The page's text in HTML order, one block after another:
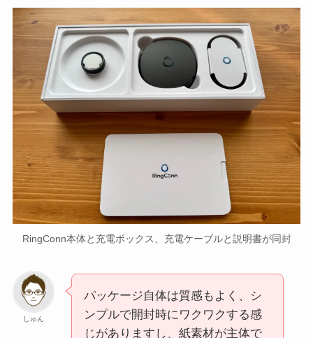
RingConn本体と充電ボックス、充電ケーブルと説明書が同封
しゅん
パッケージ自体は質感もよく、シ
ンプルで開封時にワクワクする感
じがありますし、紙素材が主体で